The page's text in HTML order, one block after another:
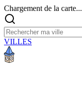
Chargement de la carte...
VILLES